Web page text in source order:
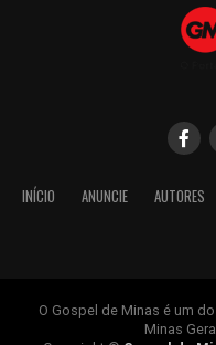
INÍCIO ANUNCIE AUTORES
O Gospel de Minas é um
Minas